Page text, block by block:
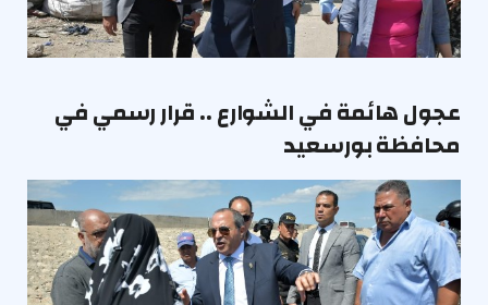
عجول هائمة في الشوارع .. قرار رسمي في
محافظة بورسعيد